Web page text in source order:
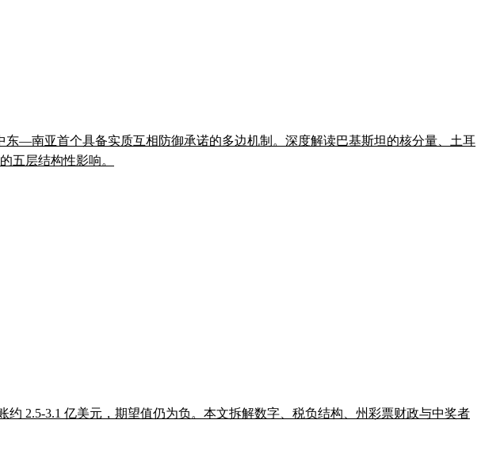
—南亚首个具备实质互相防御承诺的多边机制。深度解读巴基斯坦的核分量、土耳
五层结构性影响。
约 2.5-3.1 亿美元，期望值仍为负。本文拆解数字、税负结构、州彩票财政与中奖者